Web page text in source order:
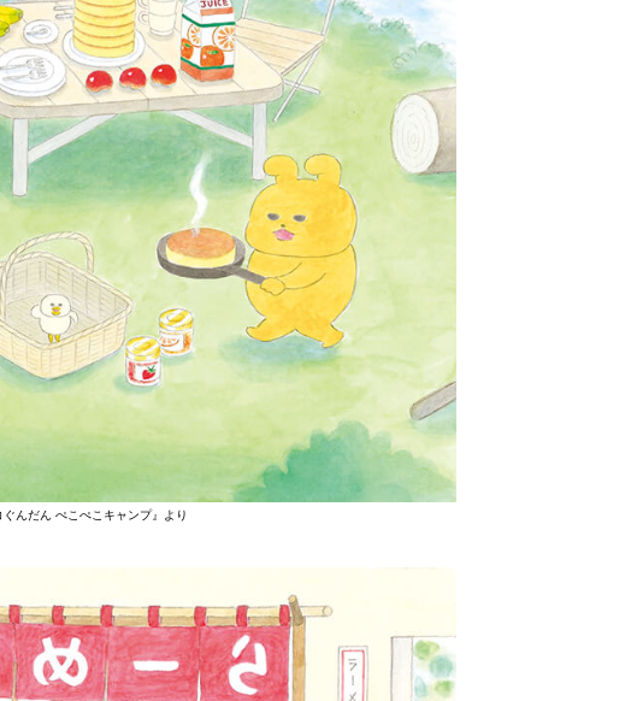
んだん ぺこぺこキャンプ』より